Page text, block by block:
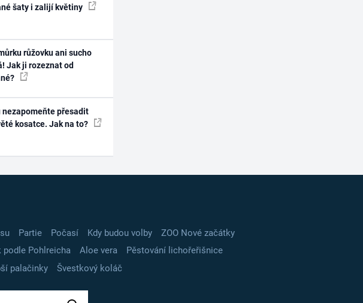
šaty i zalijí květiny
růžovku ani sucho
Jak ji rozeznat od
nezapomeňte přesadit
kosatce. Jak na to?
Partie Počasí Kdy budou volby
ZOO Nové začátky
podle Pohlreicha Aloe vera
Pěstování lichořeřišnice
palačinky Švestkový koláč